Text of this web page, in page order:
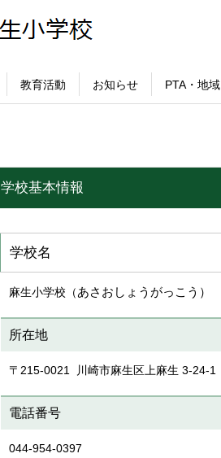
教育活動 お知らせ PTA・地域
学校基本情報
学校名
麻生小学校（あさおしょうがっこう）
所在地
〒215-0021 川崎市麻生区上麻生 3-24-1
電話番号
044-954-0397